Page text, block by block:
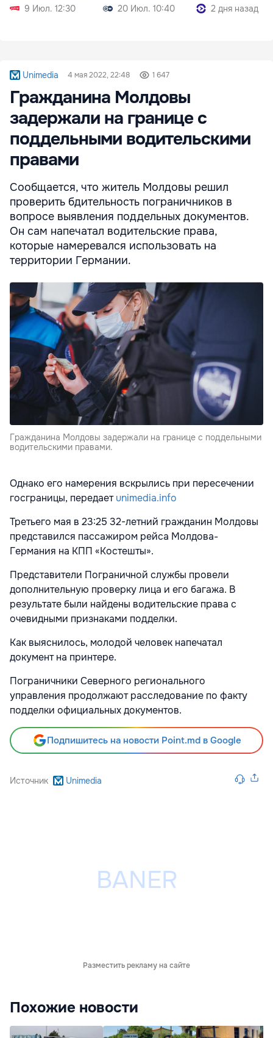
9 Июл. 12:30
20 Июл. 10:40
2 дня назад
Unimedia 4 мая 2022, 22:48 1 647
Гражданина Молдовы
задержали на границе с
поддельными водительскими
правами
Сообщается, что житель Молдовы решил
проверить бдительность пограничников в
вопросе выявления поддельных документов.
Он сам напечатал водительские права,
которые намеревался использовать на
территории Германии.
Гражданина Молдовы задержали на границе с поддельными
водительскими правами.
Однако его намерения вскрылись при пересечении
госграницы, передаетunimedia.info
Третьего мая в 23:25 32-летний гражданин Молдовы
представился пассажиром рейса Молдова-
Германия на КПП «Костешты».
Представители Пограничной службы провели
дополнительную проверку лица и его багажа. В
результате были найдены водительские права с
очевидными признаками подделки.
Как выяснилось, молодой человек напечатал
документ на принтере.
Пограничники Северного регионального
управления продолжают расследование по факту
подделки официальных документов.
Подпишитесь на новости Point.md в Google
Источник Unimedia
Разместить рекламу на сайте
Похожие новости